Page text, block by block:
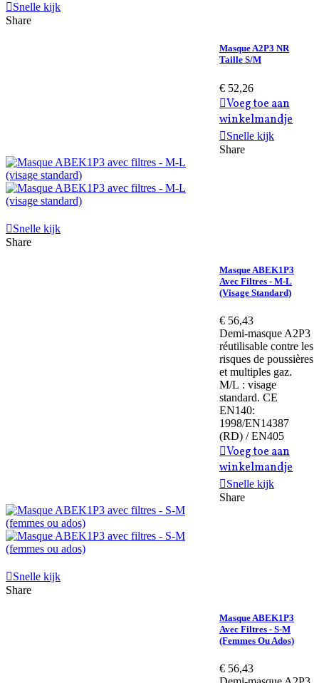
Snelle kijk
Share
Masque A2P3 NR
Taille S/M
€ 52,26
Voeg toe aan
winkelmandje
Snelle kijk
Share
Snelle kijk
Share
Masque ABEK1P3
Avec Filtres - M-L
(visage Standard)
€ 56,43
Demi-masque A2P3
réutilisable contre les
risques de poussières
et multiples gaz.
M/L : visage
standard. CE
EN140:
1998/EN14387
(RD) / EN405
Voeg toe aan
winkelmandje
Snelle kijk
Share
Snelle kijk
Share
Masque ABEK1P3
Avec Filtres - S-M
(femmes Ou Ados)
€ 56,43